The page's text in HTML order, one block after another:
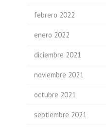
febrero 2022
enero 2022
diciembre 2021
noviembre 2021
octubre 2021
septiembre 2021